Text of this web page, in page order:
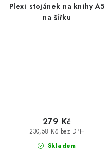
Plexi stojánek na knihy A5
na šířku
Skladem
230,58 Kč bez DPH
279 Kč